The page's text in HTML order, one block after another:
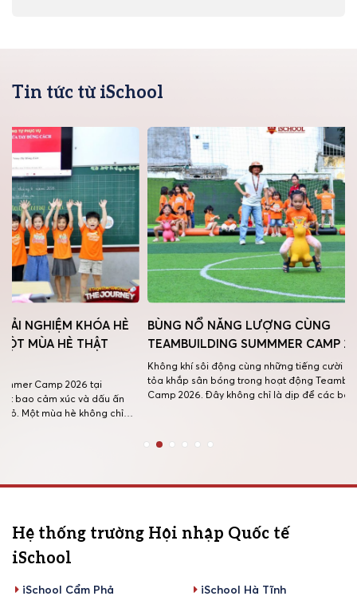
Tin tức từ iSchool
BÙNG NỔ NĂNG LƯỢNG CÙNG
TEAMBUILDING SUMMMER CAMP 2026
Không khí sôi động cùng những tiếng cười giòn giã đã lan
tỏa khắp sân bóng trong hoạt động Teambuilding Summer
Camp 2026. Đây không chỉ là dịp để các bạn nhỏ vui chơi
mà còn là cơ hội để rèn luyện tinh thần đồng đội, sự tự tin
Tiếng
háo hức
Hệ thống trường Hội nhập Quốc tế
iSchool
iSchool Cẩm Phả
iSchool Hà Tĩnh